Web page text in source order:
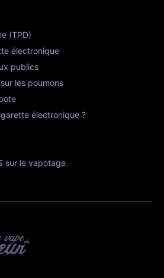
(TPD)
électronique
publics
les poumons
électronique ?
sur le vapotage